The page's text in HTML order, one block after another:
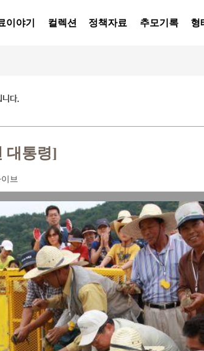
이야기 컬렉션 정책자료 추모기록 형
니다.
대통령]
브